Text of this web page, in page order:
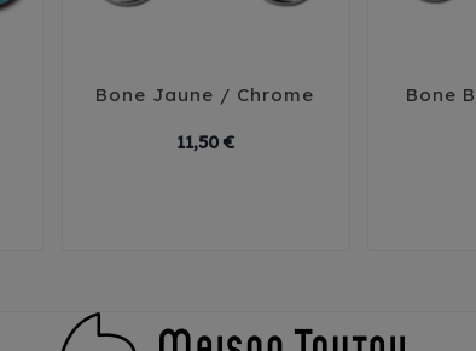
Bone Jaune / Chrome
11,50 €Prix
Bone